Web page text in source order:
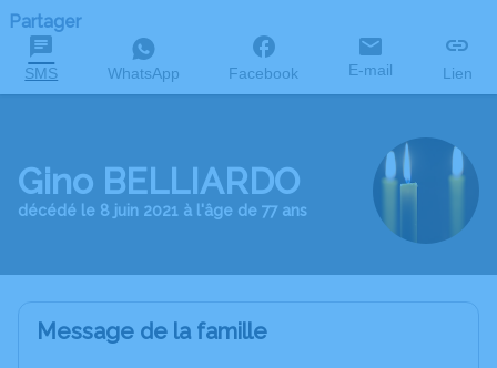
Partager
SMS WhatsApp Facebook E-mail Lien
Gino BELLIARDO
décédé le 8 juin 2021 à l'âge de 77 ans
Message de la famille